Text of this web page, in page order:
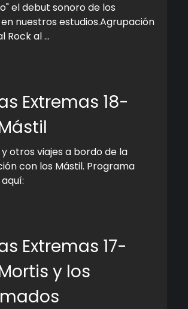
el debut sonoro de los
nuestros estudios.Agrupación
Rock al ...
Extremas 18-
y otros viajes a bordo de la
con los Mástil. Programa
Extremas 17-
y los